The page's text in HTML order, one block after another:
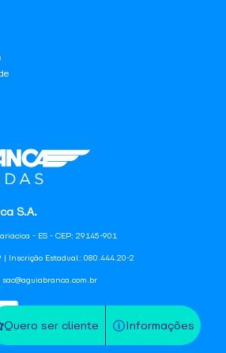
Quero ser cliente Informações
S.A.
- ES - CEP: 29145-901
| Inscrição Estadual: 080.444.20-2